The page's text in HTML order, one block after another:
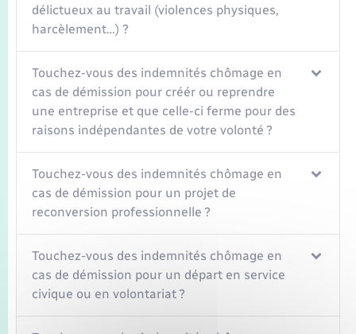
délictueux au travail (violences physiques,
harcèlement…) ?
Touchez-vous des indemnités chômage en
cas de démission pour créér ou reprendre
une entreprise et que celle-ci ferme pour des
raisons indépendantes de votre volonté ?
Touchez-vous des indemnités chômage en
cas de démission pour un projet de
reconversion professionnelle ?
Touchez-vous des indemnités chômage en
cas de démission pour un départ en service
civique ou en volontariat ?